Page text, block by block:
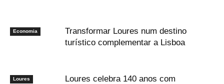
Economia
Transformar Loures num destino
turístico complementar a Lisboa
Loures
Loures celebra 140 anos com